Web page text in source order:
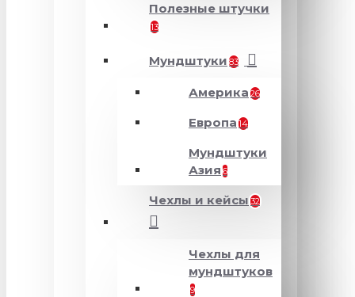
Полезные штучки
13
Мундштуки 83
Америка 26
Европа 14
Мундштуки
Азия 6
Чехлы и кейсы 32
Чехлы для
мундштуков
9